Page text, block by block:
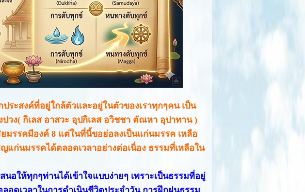
ะสงค์ที่อยู่ใกล้ตัวและอยู่ในตัวของเราทุกๆคน เป็น
วง( กิเลส อาสวะ อุปกิเลส อวิชชา ตัณหา อุปาทาน )
มรรคมีองค์ 8 แต่ในที่นี้ขอย่อลงเป็นแก่นมรรค เหลือ
แก่นมรรคได้ตลอดเวลาอย่างต่อเนื่อง ธรรมที่เหลือใน
นอให้ทุกๆท่านได้เข้าใจแบบง่ายๆ เพราะเป็นธรรมที่อยู่
อดเวลาในการดำเนินชีวิตประจำวัน การฝึกฝนธรรม